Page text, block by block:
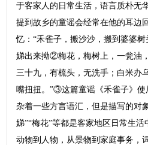
于客家人的日常生活，语言质朴无
提到故乡的童谣会经常在他的耳边
忆：“禾雀子，搬沙沙，搬到婆婆
娣出来拗②梅花，梅树上，一瓮油
三十九，有梳头，无洗手；白米办
嘴扭扭。”③这篇童谣《禾雀子》使
杂着一些方言语汇，但是描写的对
娣”“梅花”等都是客家地区日常生
动物到人物，从景物到家庭事务，